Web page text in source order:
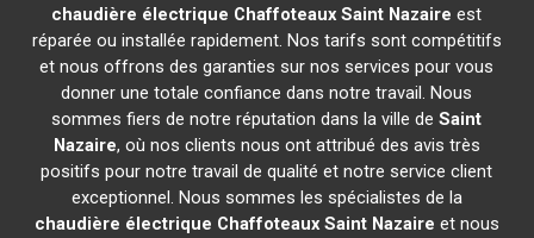
chaudière électrique Chaffoteaux Saint Nazaire est
réparée ou installée rapidement. Nos tarifs sont compétitifs
et nous offrons des garanties sur nos services pour vous
donner une totale confiance dans notre travail. Nous
sommes fiers de notre réputation dans la ville deSaint
Nazaire, où nos clients nous ont attribué des avis très
positifs pour notre travail de qualité et notre service client
exceptionnel. Nous sommes les spécialistes de la
chaudière électrique Chaffoteaux Saint Nazaire et nous